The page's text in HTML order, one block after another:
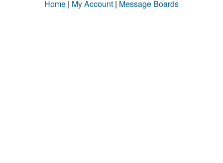
Home | My Account | Message Boards